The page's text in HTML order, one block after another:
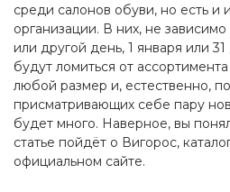
среди салонов обуви, но есть и
организации. В них, не зависимо
или другой день, 1 января или
будут ломиться от
любой размер и, естественно,
присматривающих себе пару
будет много. Наверное, вы
статье пойдёт о Вигорос,
официальном сайте.